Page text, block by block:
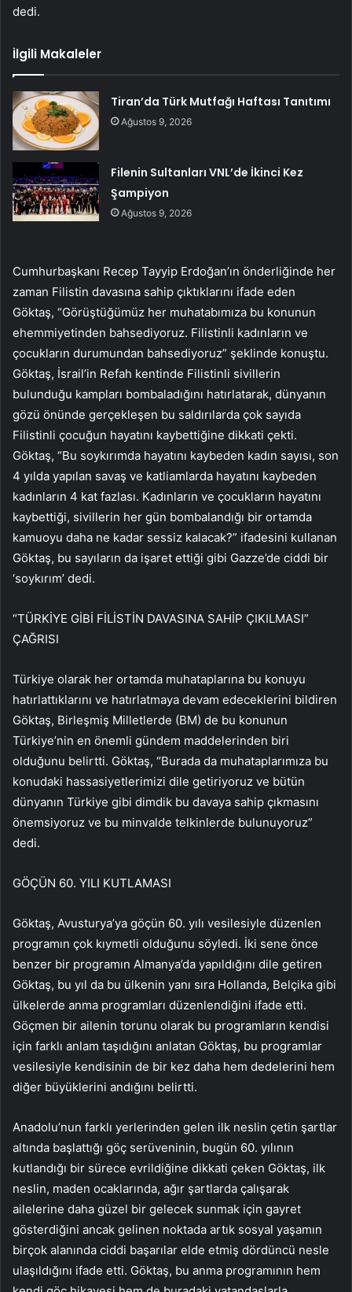
dedi.
İlgili Makaleler
Tiran’da Türk Mutfağı Haftası Tanıtımı
Ağustos 9, 2026
Filenin Sultanları VNL’de İkinci Kez
Şampiyon
Ağustos 9, 2026
Cumhurbaşkanı Recep Tayyip Erdoğan’ın önderliğinde her
zaman Filistin davasına sahip çıktıklarını ifade eden
Göktaş, “Görüştüğümüz her muhatabımıza bu konunun
ehemmiyetinden bahsediyoruz. Filistinli kadınların ve
çocukların durumundan bahsediyoruz” şeklinde konuştu.
Göktaş, İsrail’in Refah kentinde Filistinli sivillerin
bulunduğu kampları bombaladığını hatırlatarak, dünyanın
gözü önünde gerçekleşen bu saldırılarda çok sayıda
Filistinli çocuğun hayatını kaybettiğine dikkati çekti.
Göktaş, “Bu soykırımda hayatını kaybeden kadın sayısı, son
4 yılda yapılan savaş ve katliamlarda hayatını kaybeden
kadınların 4 kat fazlası. Kadınların ve çocukların hayatını
kaybettiği, sivillerin her gün bombalandığı bir ortamda
kamuoyu daha ne kadar sessiz kalacak?” ifadesini kullanan
Göktaş, bu sayıların da işaret ettiği gibi Gazze’de ciddi bir
‘soykırım’ dedi.
“TÜRKİYE GİBİ FİLİSTİN DAVASINA SAHİP ÇIKILMASI”
ÇAĞRISI
Türkiye olarak her ortamda muhataplarına bu konuyu
hatırlattıklarını ve hatırlatmaya devam edeceklerini bildiren
Göktaş, Birleşmiş Milletlerde (BM) de bu konunun
Türkiye’nin en önemli gündem maddelerinden biri
olduğunu belirtti. Göktaş, “Burada da muhataplarımıza bu
konudaki hassasiyetlerimizi dile getiriyoruz ve bütün
dünyanın Türkiye gibi dimdik bu davaya sahip çıkmasını
önemsiyoruz ve bu minvalde telkinlerde bulunuyoruz”
dedi.
GÖÇÜN 60. YILI KUTLAMASI
Göktaş, Avusturya’ya göçün 60. yılı vesilesiyle düzenlen
programın çok kıymetli olduğunu söyledi. İki sene önce
benzer bir programın Almanya’da yapıldığını dile getiren
Göktaş, bu yıl da bu ülkenin yanı sıra Hollanda, Belçika gibi
ülkelerde anma programları düzenlendiğini ifade etti.
Göçmen bir ailenin torunu olarak bu programların kendisi
için farklı anlam taşıdığını anlatan Göktaş, bu programlar
vesilesiyle kendisinin de bir kez daha hem dedelerini hem
diğer büyüklerini andığını belirtti.
Anadolu’nun farklı yerlerinden gelen ilk neslin çetin şartlar
altında başlattığı göç serüveninin, bugün 60. yılının
kutlandığı bir sürece evrildiğine dikkati çeken Göktaş, ilk
neslin, maden ocaklarında, ağır şartlarda çalışarak
ailelerine daha güzel bir gelecek sunmak için gayret
gösterdiğini ancak gelinen noktada artık sosyal yaşamın
birçok alanında ciddi başarılar elde etmiş dördüncü nesle
ulaşıldığını ifade etti. Göktaş, bu anma programının hem